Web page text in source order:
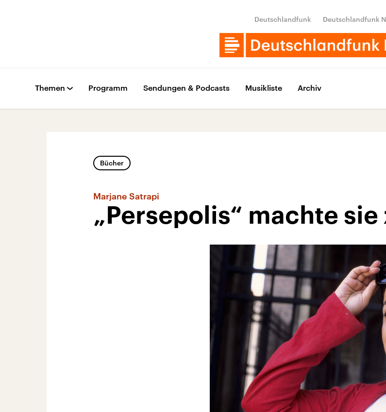
Deutschlandfunk Deutschlandfunk
Themen Programm Sendungen & Podcasts Musikliste Archiv
Bücher
Marjane Satrapi
„Persepolis“ machte